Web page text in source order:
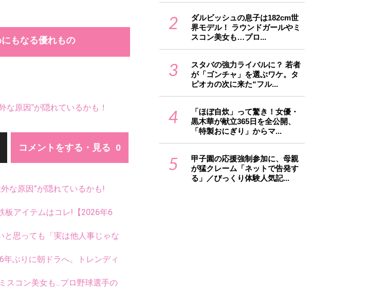
もなる優れもの
原因”が隠れているかも！
コメントをする・見る
な原因”が隠れているかも!
板アイテムはコレ!【2026年6
と思っても「実は他人事じゃな
ぶりに朝ドラへ。トレンディ
スコン美女も...プロ野球選手の
2
ダルビッシュの息子は182cm世
界モデル！ ラウンドガールやミ
スコン美女も…プロ...
3
スタバの強力ライバルに？ 若者
が「ゴンチャ」を選ぶワケ。タ
ピオカの次に来た“フル...
4
「ほぼ自炊」って驚き！女優・
黒木華が献立365日を全公開、
「特製おにぎり」からマ...
5
甲子園の応援強制参加に、母親
が猛クレーム「ネットで告発す
る」／びっくり体験人気記...